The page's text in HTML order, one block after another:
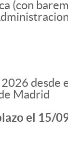
(con
desde
Madrid
el 15/